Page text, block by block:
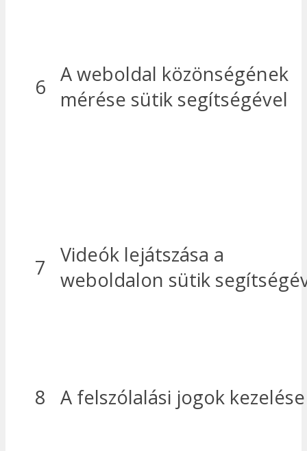
6
A weboldal közönségének
mérése sütik segítségével
7
Videók lejátszása a
weboldalon sütik
8 A felszólalási jogok kezelése